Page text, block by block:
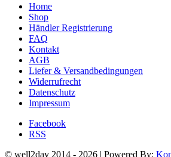
Home
Shop
Händler Registrierung
FAQ
Kontakt
AGB
Liefer & Versandbedingungen
Widerrufrecht
Datenschutz
Impressum
Facebook
RSS
© well2day 2014 - 2026 | Powered By: